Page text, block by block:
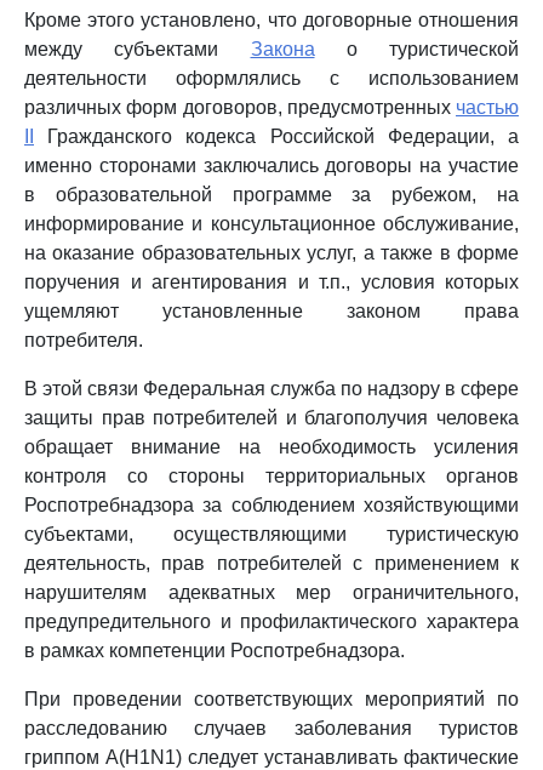
Кроме этого установлено, что договорные отношения
между субъектами Закона о туристической
деятельности оформлялись с использованием
различных форм договоров, предусмотренных частью
Гражданского кодекса Российской Федерации, а
именно сторонами заключались договоры на участие
в образовательной программе за рубежом, на
информирование и консультационное обслуживание,
на оказание образовательных услуг, а также в форме
поручения и агентирования и т.п., условия которых
ущемляют установленные законом права
потребителя.
В этой связи Федеральная служба по надзору в сфере
защиты прав потребителей и благополучия человека
обращает внимание на необходимость усиления
контроля со стороны территориальных органов
Роспотребнадзора за соблюдением хозяйствующими
субъектами, осуществляющими туристическую
деятельность, прав потребителей с применением к
нарушителям адекватных мер ограничительного,
предупредительного и профилактического характера
в рамках компетенции Роспотребнадзора.
При проведении соответствующих мероприятий по
расследованию случаев заболевания туристов
гриппом A(H1N1) следует устанавливать фактические